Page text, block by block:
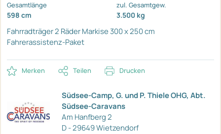
Gesamtlänge
598 cm
zul. Gesamtgew.
3.500 kg
Fahrradträger 2 RäderMarkise 300 x 250 cm
Fahrerassistenz-Paket
Merken Teilen Drucken
Südsee-Camp, G. und P. Thiele OHG, Abt.
Südsee-Caravans
Am Hanfberg 2
D - 29649 Wietzendorf